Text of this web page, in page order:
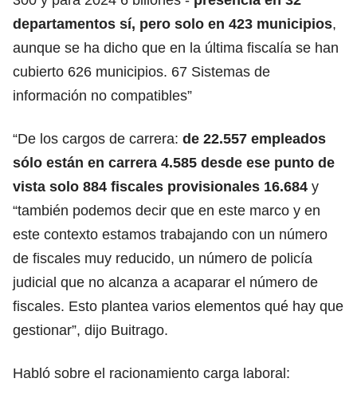
departamentos sí, pero solo en 423 municipios,
aunque se ha dicho que en la última fiscalía se han
cubierto 626 municipios. 67 Sistemas de
información no compatibles”
“De los cargos de carrera: de 22.557 empleados
sólo están en carrera 4.585 desde ese punto de
vista solo 884 fiscales provisionales 16.684 y
“también podemos decir que en este marco y en
este contexto estamos trabajando con un número
de fiscales muy reducido, un número de policía
judicial que no alcanza a acaparar el número de
fiscales. Esto plantea varios elementos qué hay que
gestionar”, dijo Buitrago.
Habló sobre el racionamiento carga laboral: